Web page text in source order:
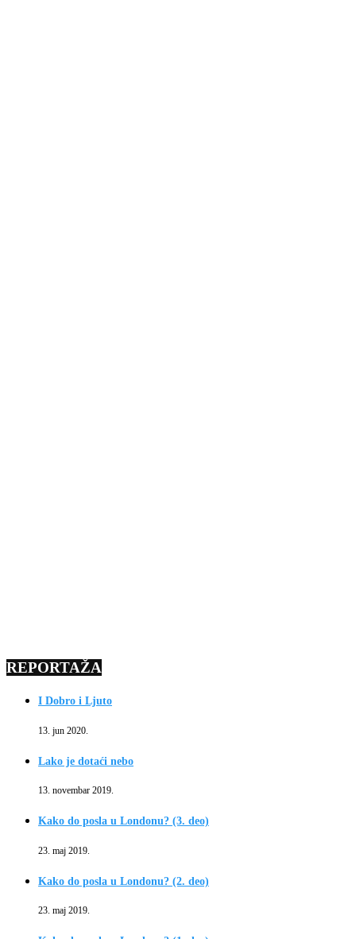
REPORTAŽA
I Dobro i Ljuto
13. jun 2020.
Lako je dotaći nebo
13. novembar 2019.
Kako do posla u Londonu? (3. deo)
23. maj 2019.
Kako do posla u Londonu? (2. deo)
23. maj 2019.